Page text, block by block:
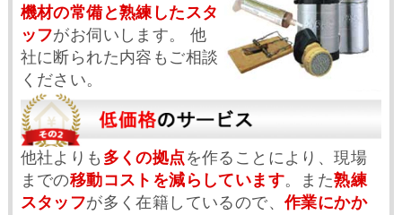
機材の常備と熟練したスタ
ッフがお伺いします。 他
社に断られた内容もご相談
ください。
他社よりも 多くの拠点 を作ることにより、現場
までの移動コストを減らしています。また熟練
スタッフが多く在籍しているので、作業にかか